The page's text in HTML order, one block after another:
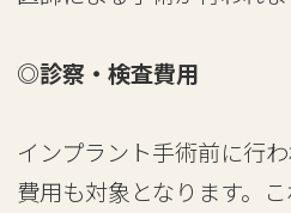
◎診察・検査費用
インプラント手術前に行
費用も対象となります。